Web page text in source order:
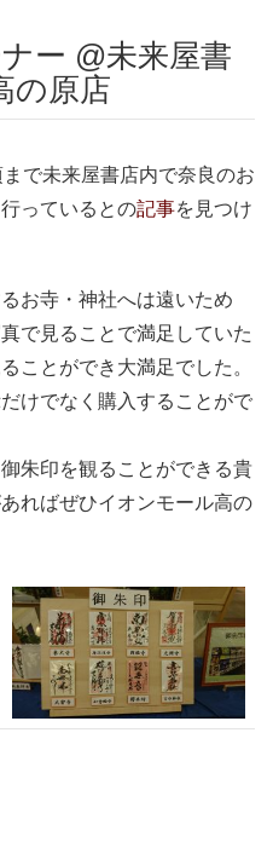
の原店
で未来屋書店内で奈良のお
っているとの記事を見つけ
お寺・神社へは遠いため
で見ることで満足していた
ことができ大満足でした。
けでなく購入することがで
朱印を観ることができる貴
ればぜひイオンモール高の